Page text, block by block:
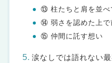
⑬ 柱たちと肩を並べ
⑭ 弱さを認めた上で
⑮ 仲間に託す想い
涙なしでは語れない